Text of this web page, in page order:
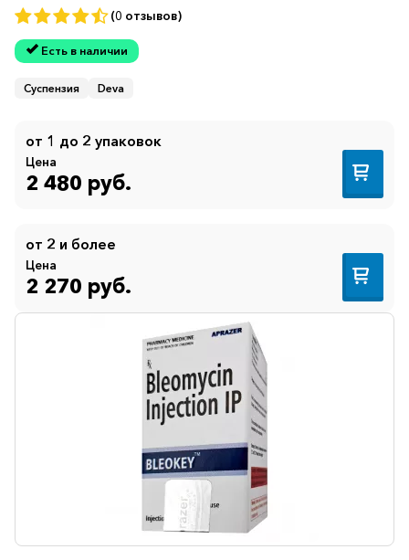
(0 отзывов)
Есть в наличии
Суспензия Deva
от 1 до 2 упаковок
Цена
2 480 руб.
от 2 и более
Цена
2 270 руб.